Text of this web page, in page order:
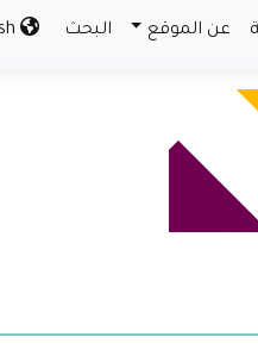
عن الموقع البحث